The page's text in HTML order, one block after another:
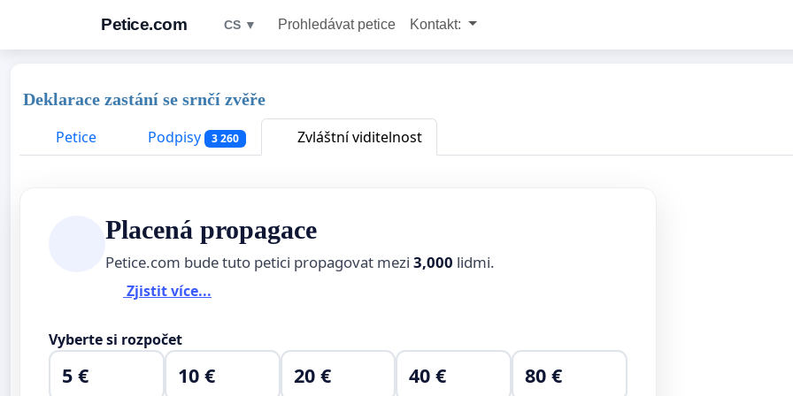
Petice.com CS ▼ Prohledávat petice Kontakt:
Deklarace zastání se srnčí zvěře
Petice
Podpisy 3 260 Zvláštní viditelnost
Placená propagace
Petice.com bude tuto petici propagovat mezi 3,000 lidmi.
Zjistit více...
Vyberte si rozpočet
5 € 10 € 20 € 40 € 80 €